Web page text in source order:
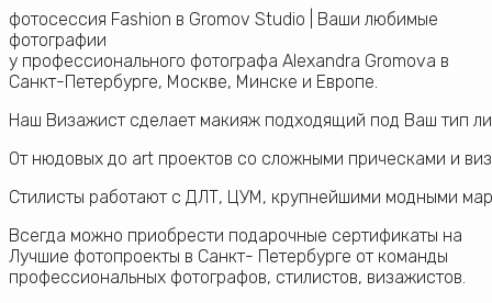
фотосессия Fashion в Gromov Studio | Ваши любимые
фотографии
у профессионального фотографа Alexandra Gromova в
Санкт-Петербурге, Москве, Минске и Европе.
Наш Визажист сделает макияж подходящий под Ваш тип
От нюдовых до art проектов со сложными прическами и
Стилисты работают с ДЛТ, ЦУМ, крупнейшими модными
Всегда можно приобрести подарочные сертификаты на
Лучшие фотопроекты в Санкт- Петербурге от команды
профессиональных фотографов, стилистов, визажистов.